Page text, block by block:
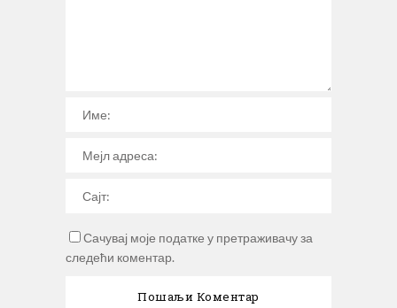
Сачувај моје податке у претраживачу за
следећи коментар.